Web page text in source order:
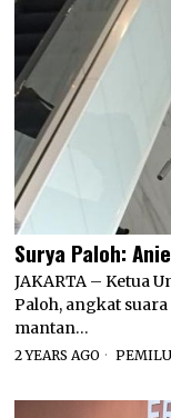
Surya Paloh:
JAKARTA – Ketua
Paloh, angkat
mantan…
2 YEARS AGO PEMILU